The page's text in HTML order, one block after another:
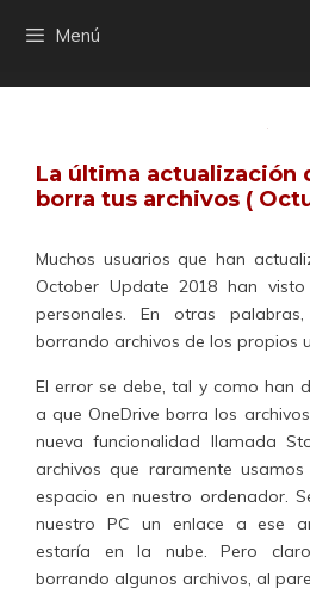
Menú
La última actualización
borra tus archivos (
Muchos usuarios que han
October Update 2018 han
personales. En otras
borrando archivos de los propios
El error se debe, tal y como han
a que OneDrive borra los
nueva funcionalidad llamada
archivos que raramente
espacio en nuestro ordenador.
nuestro PC un enlace a ese
estaría en la nube. Pero
borrando algunos archivos, al